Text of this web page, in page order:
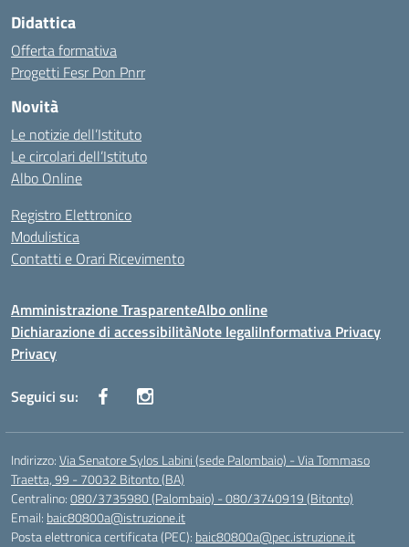
Didattica
Offerta formativa
Progetti Fesr Pon Pnrr
Novità
Le notizie dell’Istituto
Le circolari dell’Istituto
Albo Online
Registro Elettronico
Modulistica
Contatti e Orari Ricevimento
Amministrazione TrasparenteAlbo online
Dichiarazione di accessibilitàNote legaliInformativa Privacy
Privacy
Seguici su:
Indirizzo:Via Senatore Sylos Labini (sede Palombaio) - Via Tommaso
Traetta, 99 - 70032 Bitonto (BA)
Centralino:080/3735980 (Palombaio) - 080/3740919 (Bitonto)
Email: baic80800a@istruzione.it
Posta elettronica certificata (PEC): baic80800a@pec.istruzione.it